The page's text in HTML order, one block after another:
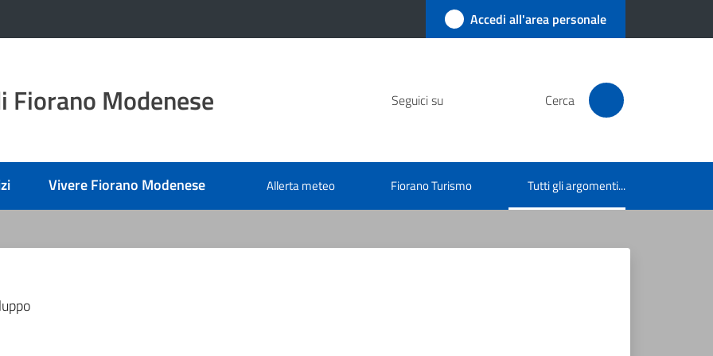
Accedi all'area personale
Fiorano Modenese Seguici su Cerca
Vivere Fiorano Modenese Allerta meteo Fiorano Turismo Tutti gli argomenti...
Menu selezionato